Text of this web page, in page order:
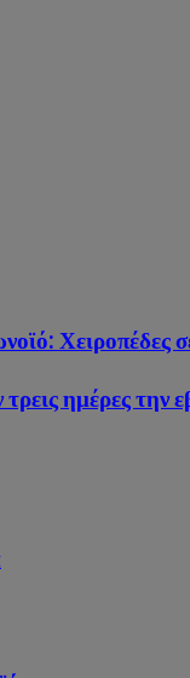
Χειροπέδες
ημέρες την